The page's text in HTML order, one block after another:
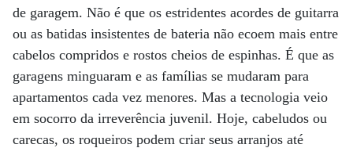
de garagem. Não é que os estridentes acordes de guitarra
ou as batidas insistentes de bateria não ecoem mais entre
cabelos compridos e rostos cheios de espinhas. É que as
garagens minguaram e as famílias se mudaram para
apartamentos cada vez menores. Mas a tecnologia veio
em socorro da irreverência juvenil. Hoje, cabeludos ou
carecas, os roqueiros podem criar seus arranjos até